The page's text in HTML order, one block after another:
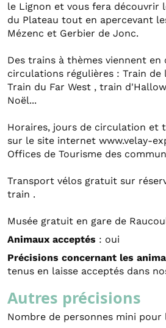
le Lignon et vous fera découvrir
du Plateau tout en apercevant
Mézenc et Gerbier de Jonc.
Des trains à thèmes viennent en
circulations régulières : Train
Train du Far West , train
Noël...
Horaires, jours de circulation et
sur le site internet www.velay-
Offices de Tourisme des
Transport vélos gratuit sur
train .
Musée gratuit en gare de
Animaux acceptés : oui
Précisions concernant les
tenus en laisse acceptés dans
Autres précisions
Nombre de personnes mini pour